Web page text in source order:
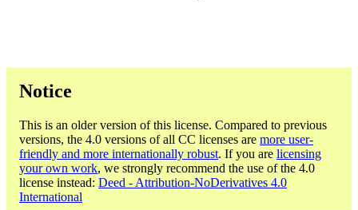
Notice
This is an older version of this license. Compared to previous
versions, the 4.0 versions of all CC licenses are more user-
friendly and more internationally robust. If you are licensing
your own work, we strongly recommend the use of the 4.0
license instead: Deed - Attribution-NoDerivatives 4.0
International